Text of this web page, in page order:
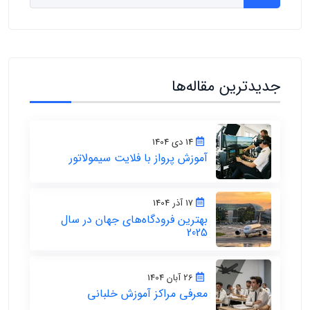
جدیدترین مقاله‌ها
14 دی 1404
آموزش پرواز با فلایت سیمولاتور
17 آذر 1404
بهترین فرودگاه‌های جهان در سال
2025
معرفی مراکز آموزش خلبانی